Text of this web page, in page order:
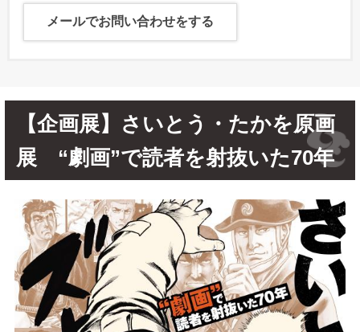
メールでお問い合わせをする
【企画展】さいとう・たかを原画
展 “劇画”で読者を射抜いた70年